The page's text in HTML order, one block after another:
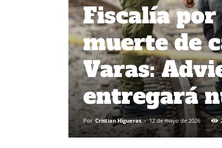
Fiscalía
muerte de
Varas:
entregará
Por Cristian Higueras - 12 de mayo de 2026